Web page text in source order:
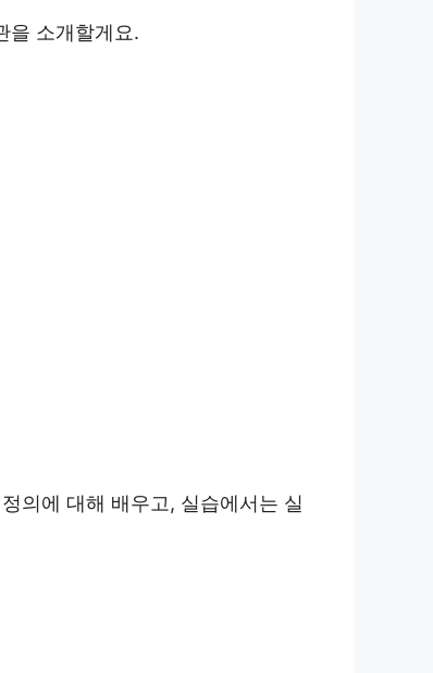
을 소개할게요.
의에 대해 배우고, 실습에서는 실